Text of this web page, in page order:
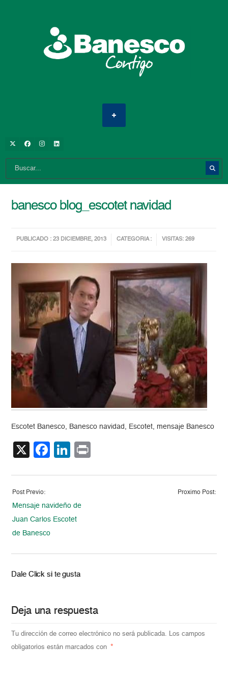
banesco blog_escotet navidad
PUBLICADO : 23 DICIEMBRE, 2013 CATEGORIA : VISITAS: 269
Escotet Banesco, Banesco navidad, Escotet, mensaje Banesco
X Facebook
LinkedIn
Post Previo:
Mensaje navideño de
Juan Carlos Escotet
de Banesco
Proximo Post:
Dale Click si te gusta
Deja una respuesta
Tu dirección de correo electrónico no será publicada. Los campos
obligatorios están marcados con
*